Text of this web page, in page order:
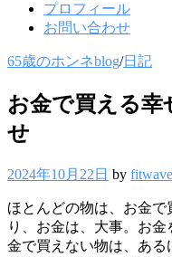
プロフィール
お問い合わせ
65歳のホンネblog/日記
お金で買える幸
せ
2024年10月22日 by fitwave
ほとんどの物は、お金
り、お金は、大事。お
金で買えない物は、あ